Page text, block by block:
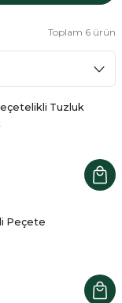
Toplam 6 ürün
Tuzluk
Peçete